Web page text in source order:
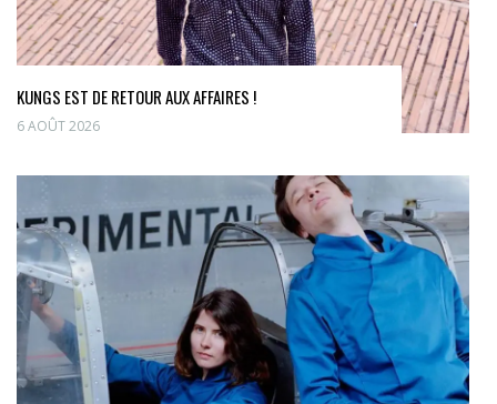
KUNGS EST DE RETOUR AUX AFFAIRES !
6 AOÛT 2026